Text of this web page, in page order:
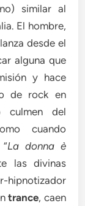
similar al
El hombre,
desde el
alguna que
y hace
de rock en
culmen del
cuando
La donna è
las divinas
hipnotizador
trance, caen